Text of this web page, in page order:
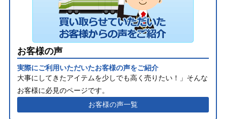
お客様の声
実際にご利用いただいたお客様の声をご紹介
大事にしてきたアイテムを少しでも高く売りたい！」そんな
お客様に必見のページです。
お客様の声一覧